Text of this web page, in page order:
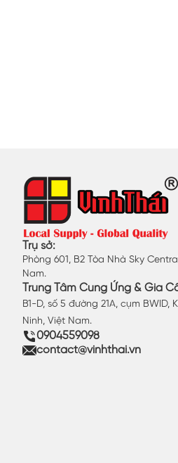
Trụ sở:
Phòng 601, B2 Tòa Nhà Sky
Nam.
Trung Tâm Cung Ứng & Gia
B1-D, số 5 đường 21A, cụm
Ninh, Việt Nam.
0904559098
contact@vinhthai.vn